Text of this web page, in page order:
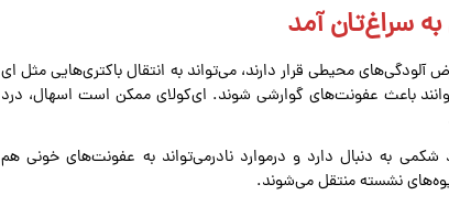
سراغ‌تان آمد
محیطی قرار دارند، می‌تواند به انتقال باکتری‌هایی مثل ای
باعث عفونت‌های گوارشی شوند. ای‌کولای ممکن است اسهال، درد
به دنبال دارد و درموارد نادرمی‌تواند به عفونت‌های خونی هم
نشسته منتقل می‌شوند.